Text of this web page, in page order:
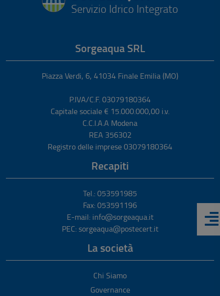
Servizio Idrico Integrato
Sorgeaqua SRL
Piazza Verdi, 6, 41034 Finale Emilia (MO)
P.IVA/C.F. 03079180364
Capitale sociale € 15.000.000,00 i.v.
C.C.I.A.A Modena
REA 356302
Registro delle imprese 03079180364
Recapiti
Tel.: 053591985
Fax: 053591196
E-mail: info@sorgeaqua.it
PEC: sorgeaqua@postecert.it
La società
Chi Siamo
Governance